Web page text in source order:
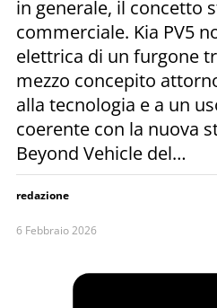
in generale, il concetto
commerciale. Kia PV5
elettrica di un furgone
mezzo concepito
alla tecnologia e a un
coerente con la nuova
Beyond Vehicle del…
redazione
6 Febbraio 2026